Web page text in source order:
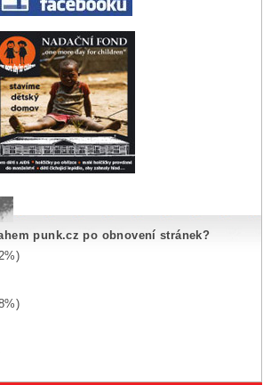
punk.cz po obnovení stránek?